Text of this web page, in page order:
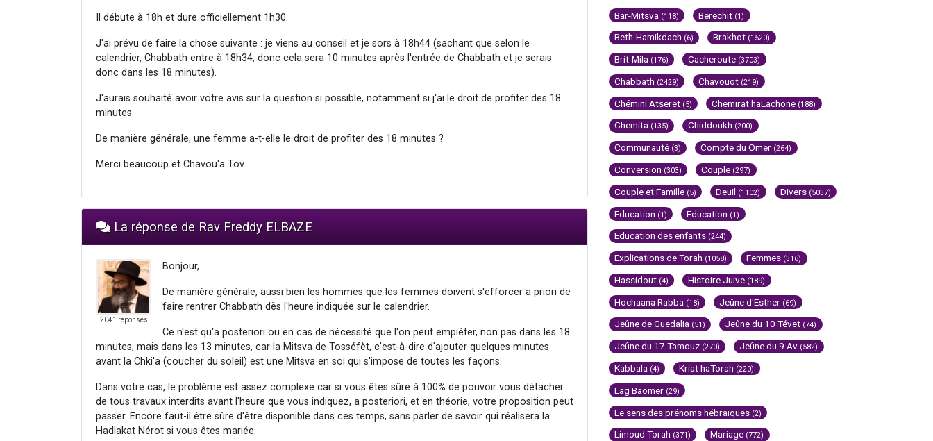
Il débute à 18h et dure officiellement 1h30.
J'ai prévu de faire la chose suivante : je viens au conseil et je sors à 18h44 (sachant que selon le
calendrier, Chabbath entre à 18h34, donc cela sera 10 minutes après l'entrée de Chabbath et je serais
donc dans les 18 minutes).
J'aurais souhaité avoir votre avis sur la question si possible, notamment si j'ai le droit de profiter des 18
minutes.
De manière générale, une femme a-t-elle le droit de profiter des 18 minutes ?
Merci beaucoup et Chavou'a Tov.
La réponse de Rav Freddy ELBAZE
2041 réponses
Bonjour,
De manière générale, aussi bien les hommes que les femmes doivent s'efforcer a priori de
faire rentrer Chabbath dès l'heure indiquée sur le calendrier.
Ce n'est qu'a posteriori ou en cas de nécessité que l'on peut empiéter, non pas dans les 18
minutes, mais dans les 13 minutes, car la Mitsva de Tosséfèt, c'est-à-dire d'ajouter quelques minutes
avant la Chki'a (coucher du soleil) est une Mitsva en soi qui s'impose de toutes les façons.
Dans votre cas, le problème est assez complexe car si vous êtes sûre à 100% de pouvoir vous détacher
de tous travaux interdits avant l'heure que vous indiquez, a posteriori, et en théorie, votre proposition peut
passer. Encore faut-il être sûre d'être disponible dans ces temps, sans parler de savoir qui réalisera la
Hadlakat Nérot si vous êtes mariée.
Bar-Mitsva (118) Berechit (1)
Beth-Hamikdach (6) Brakhot (1520)
Brit-Mila (176) Cacheroute (3703)
Chabbath (2429) Chavouot (219)
Chémini Atseret (5) Chemirat haLachone (188)
Chemita (135) Chiddoukh (200)
Communauté (3) Compte du Omer (264)
Conversion (303) Couple (297)
Couple et Famille (5) Deuil (1102) Divers (5037)
Education (1) Education (1)
Education des enfants (244)
Explications de Torah (1058) Femmes (316)
Hassidout (4) Histoire Juive (189)
Hochaana Rabba (18) Jeûne d'Esther (69)
Jeûne de Guedalia (51) Jeûne du 10 Tévet (74)
Jeûne du 17 Tamouz (270) Jeûne du 9 Av (582)
Kabbala (4) Kriat haTorah (220)
Lag Baomer (29)
Le sens des prénoms hébraïques (2)
Limoud Torah (371) Mariage (772)